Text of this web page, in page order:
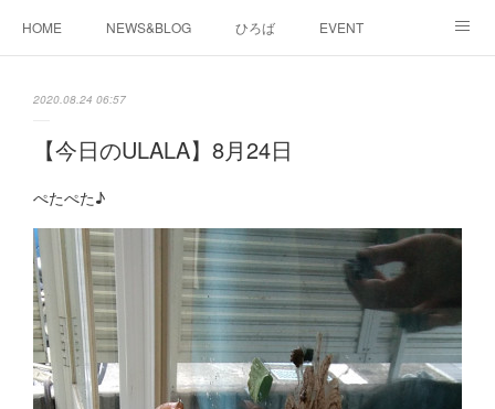
HOME NEWS&BLOG ひろば EVENT
2020.08.24 06:57
【今日のULALA】8月24日
ぺたぺた♪